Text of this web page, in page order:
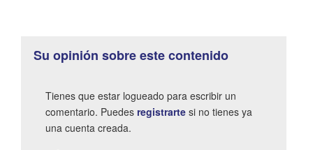
Su opinión sobre este contenido
Tienes que estar logueado para escribir un
comentario. Puedes registrarte si no tienes ya
una cuenta creada.